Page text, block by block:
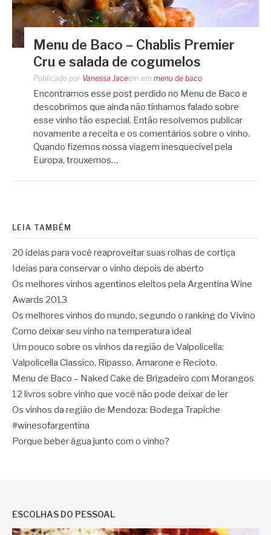
Menu de Baco – Chablis Premier
Cru e salada de cogumelos
Publicado por Vanessa Jaceem em menu de baco
Encontramos esse post perdido no Menu de Baco e
descobrimos que ainda não tínhamos falado sobre
esse vinho tão especial. Então resolvemos publicar
novamente a receita e os comentários sobre o vinho.
Quando fizemos nossa viagem inesquecível pela
Europa, trouxemos…
LEIA TAMBÉM
20 ideias para você reaproveitar suas rolhas de cortiça
Ideias para conservar o vinho depois de aberto
Os melhores vinhos agentinos eleitos pela Argentina Wine
Awards 2013
Os melhores vinhos do mundo, segundo o ranking do Vivino
Como deixar seu vinho na temperatura ideal
Um pouco sobre os vinhos da região de Valpolicella:
Valpolicella Classico, Ripasso, Amarone e Recioto.
Menu de Baco – Naked Cake de Brigadeiro com Morangos
12 livros sobre vinho que você não pode deixar de ler
Os vinhos da região de Mendoza: Bodega Trapiche
#winesofargentina
Porque beber água junto com o vinho?
ESCOLHAS DO PESSOAL